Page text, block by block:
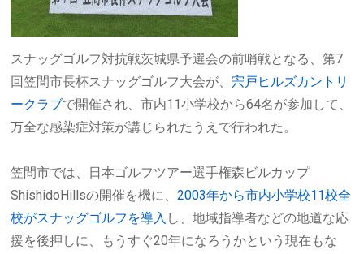
スナッグゴルフ対抗戦茨城県予選会の前哨戦となる、第7
回笠間市長杯スナッグゴルフ大会が、宍戸ヒルズカントリ
ークラブで開催され、市内11小学校から64名が参加して、
万全な感染症対策が講じられたうえで行われた。
笠間市では、日本ゴルフツアー選手権森ビルカップ
ShishidoHillsの開催を機に、2003年から市内小学校11校全
校がスナッグゴルフを導入 し、地域指導者などの地道な応
援を後押しに、もうすぐ20年になろうかという現在もな